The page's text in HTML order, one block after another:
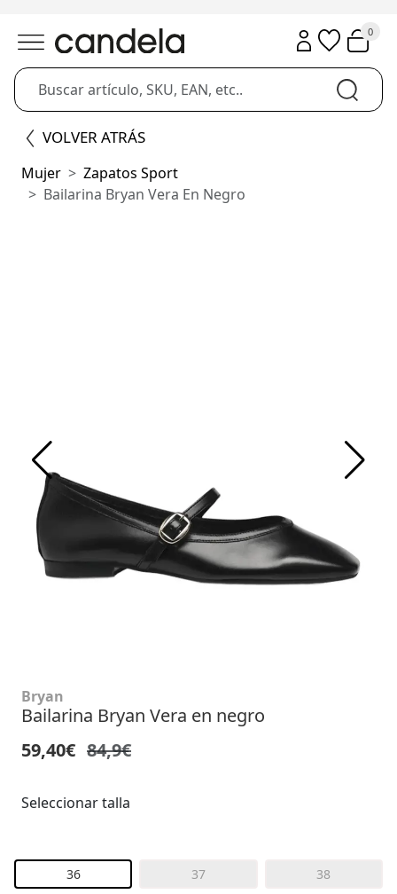
0
VOLVER ATRÁS
Mujer
Zapatos Sport
Bailarina Bryan Vera En Negro
Bryan
Bailarina Bryan Vera en negro
59,40€ 84,9€
Seleccionar talla
36 37 38